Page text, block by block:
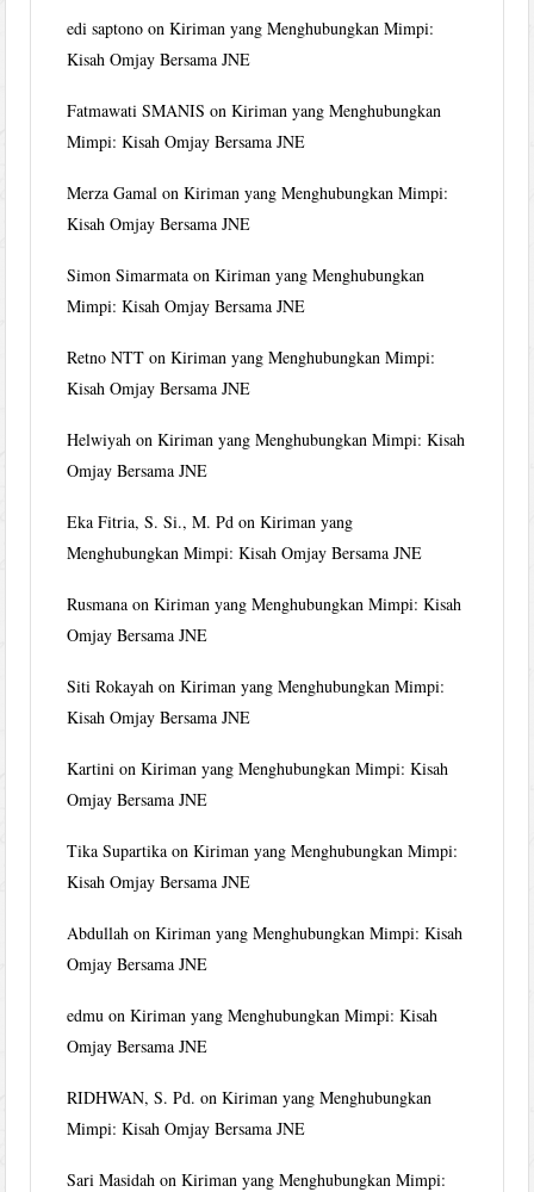
edi saptono onKiriman yang Menghubungkan Mimpi:
Kisah Omjay Bersama JNE
Fatmawati SMANIS onKiriman yang Menghubungkan
Mimpi: Kisah Omjay Bersama JNE
Merza Gamal onKiriman yang Menghubungkan Mimpi:
Kisah Omjay Bersama JNE
Simon Simarmata onKiriman yang Menghubungkan
Mimpi: Kisah Omjay Bersama JNE
Retno NTT onKiriman yang Menghubungkan Mimpi:
Kisah Omjay Bersama JNE
Helwiyah onKiriman yang Menghubungkan Mimpi: Kisah
Omjay Bersama JNE
Eka Fitria, S. Si., M. Pd onKiriman yang
Menghubungkan Mimpi: Kisah Omjay Bersama JNE
Rusmana onKiriman yang Menghubungkan Mimpi: Kisah
Omjay Bersama JNE
Siti Rokayah onKiriman yang Menghubungkan Mimpi:
Kisah Omjay Bersama JNE
Kartini onKiriman yang Menghubungkan Mimpi: Kisah
Omjay Bersama JNE
Tika Supartika onKiriman yang Menghubungkan Mimpi:
Kisah Omjay Bersama JNE
Abdullah onKiriman yang Menghubungkan Mimpi: Kisah
Omjay Bersama JNE
edmu onKiriman yang Menghubungkan Mimpi: Kisah
Omjay Bersama JNE
RIDHWAN, S. Pd. onKiriman yang Menghubungkan
Mimpi: Kisah Omjay Bersama JNE
Sari Masidah onKiriman yang Menghubungkan Mimpi: